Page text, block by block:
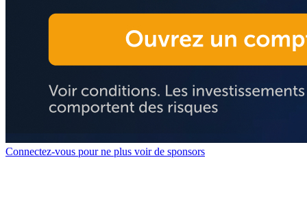
Connectez-vous pour ne plus voir de sponsors